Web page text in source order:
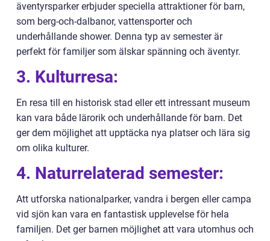
äventyrsparker erbjuder speciella attraktioner för barn,
som berg-och-dalbanor, vattensporter och
underhållande shower. Denna typ av semester är
perfekt för familjer som älskar spänning och äventyr.
3. Kulturresa:
En resa till en historisk stad eller ett intressant museum
kan vara både lärorik och underhållande för barn. Det
ger dem möjlighet att upptäcka nya platser och lära sig
om olika kulturer.
4. Naturrelaterad semester:
Att utforska nationalparker, vandra i bergen eller campa
vid sjön kan vara en fantastisk upplevelse för hela
familjen. Det ger barnen möjlighet att vara utomhus och